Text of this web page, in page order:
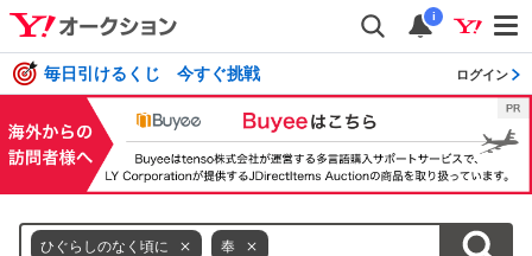
i
毎日引けるくじ 今すぐ挑戦 ログイン
ひぐらしのなく頃に 奉